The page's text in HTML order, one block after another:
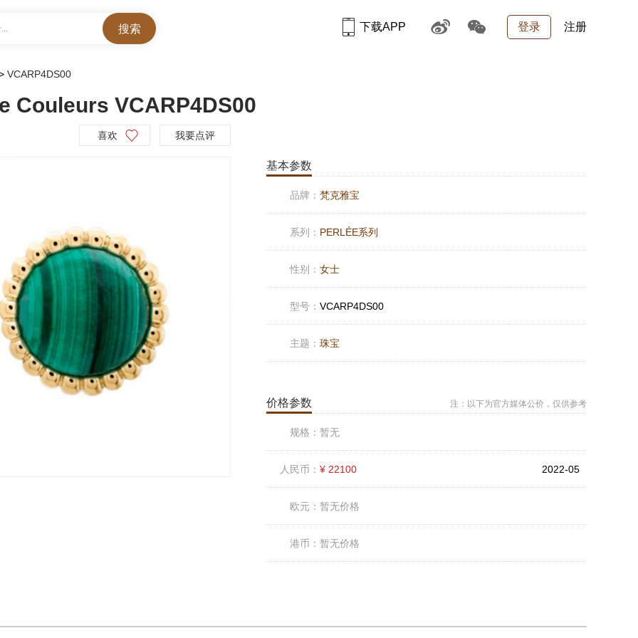
登录 注册
下载APP
VCARP4DS00
Couleurs VCARP4DS00
喜欢 我要点评
基本参数
品牌： 梵克雅宝
系列： PERLÉE系列
性别： 女士
型号： VCARP4DS00
主题： 珠宝
价格参数 注：以下为官方媒体公价，仅供参考
规格： 暂无
人民币： ¥ 22100 2022-05
欧元： 暂无价格
港币： 暂无价格